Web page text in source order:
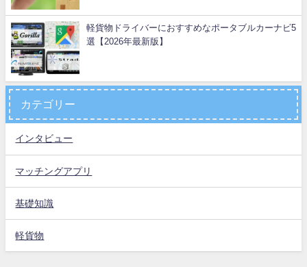
軽貨物ドライバーにおすすめなポータブルカーナビ5
選【2026年最新版】
カテゴリー
インタビュー
マッチングアプリ
基礎知識
軽貨物